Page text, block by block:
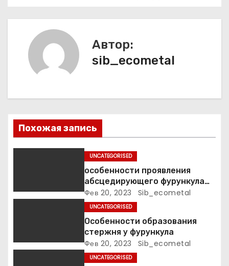
я
п
о
с
Автор:
sib_ecometal
Похожая запись
UNCATEGORISED
особенности проявления
абсцедирующего фурункула
код по МКБ-10
Фев 20, 2023 Sib_ecometal
UNCATEGORISED
Особенности образования
стержня у фурункула
Фев 20, 2023 Sib_ecometal
UNCATEGORISED